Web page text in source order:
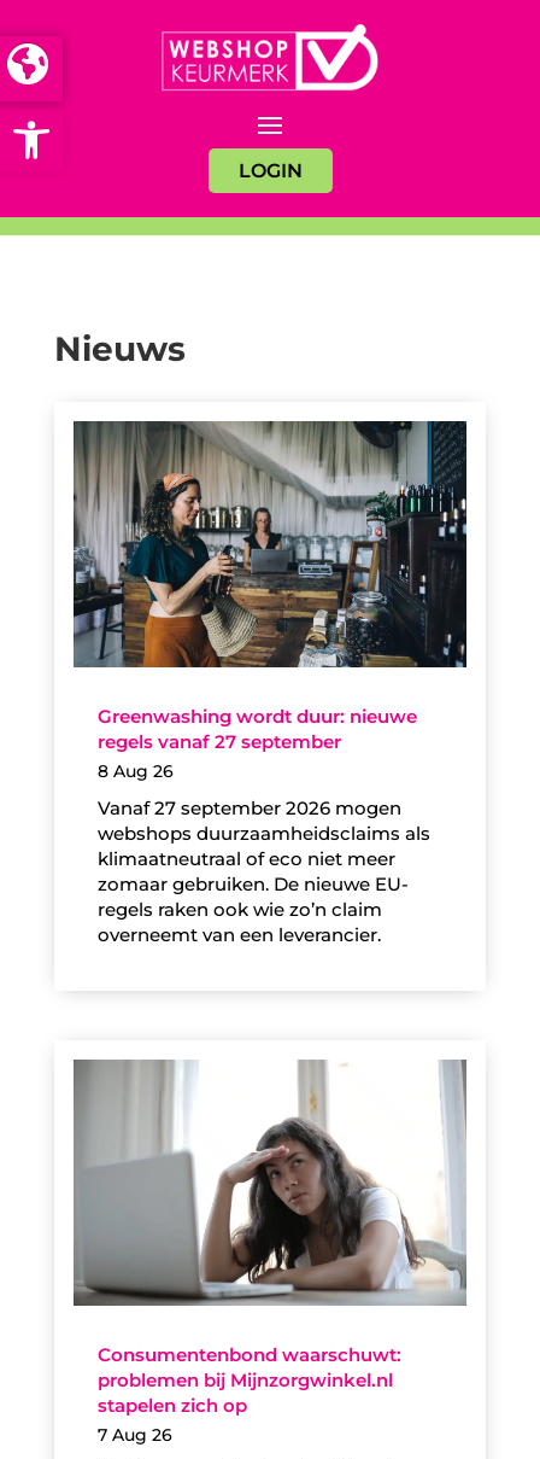
Open toolbar
LOGIN
Nieuws
Greenwashing wordt duur: nieuwe
regels vanaf 27 september
8 Aug 26
Vanaf 27 september 2026 mogen
webshops duurzaamheidsclaims als
klimaatneutraal of eco niet meer
zomaar gebruiken. De nieuwe EU-
regels raken ook wie zo’n claim
overneemt van een leverancier.
Consumentenbond waarschuwt:
problemen bij Mijnzorgwinkel.nl
stapelen zich op
7 Aug 26